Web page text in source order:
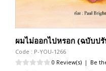
ผมไม่ออกไปหรอก (ฉบับป
Code : P-YOU-1266
0 Review(s) | Be